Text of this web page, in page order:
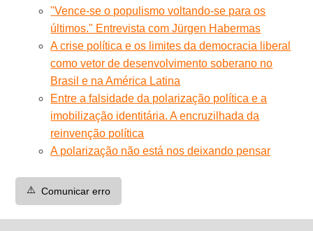
"Vence-se o populismo voltando-se para os
últimos." Entrevista com Jürgen Habermas
A crise política e os limites da democracia liberal
como vetor de desenvolvimento soberano no
Brasil e na América Latina
Entre a falsidade da polarização política e a
imobilização identitária. A encruzilhada da
reinvenção política
A polarização não está nos deixando pensar
⚠️ Comunicar erro